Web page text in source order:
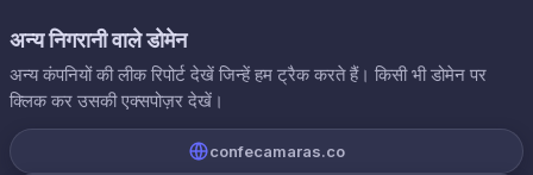
अन्य निगरानी वाले डोमेन
अन्य कंपनियों की लीक रिपोर्ट देखें जिन्हें हम ट्रैक करते हैं। किसी भी डोमेन पर
क्लिक कर उसकी एक्सपोज़र देखें।
confecamaras.co